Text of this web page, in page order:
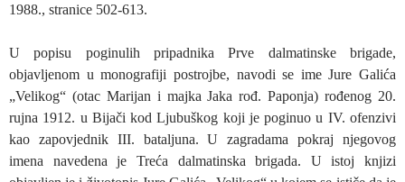
1988., stranice 502-613.
U popisu poginulih pripadnika Prve dalmatinske brigade,
objavljenom u monografiji postrojbe, navodi se ime Jure Galića
„Velikog“ (otac Marijan i majka Jaka rođ. Paponja) rođenog 20.
rujna 1912. u Bijači kod Ljubuškog koji je poginuo u IV. ofenzivi
kao zapovjednik III. bataljuna. U zagradama pokraj njegovog
imena navedena je Treća dalmatinska brigada. U istoj knjizi